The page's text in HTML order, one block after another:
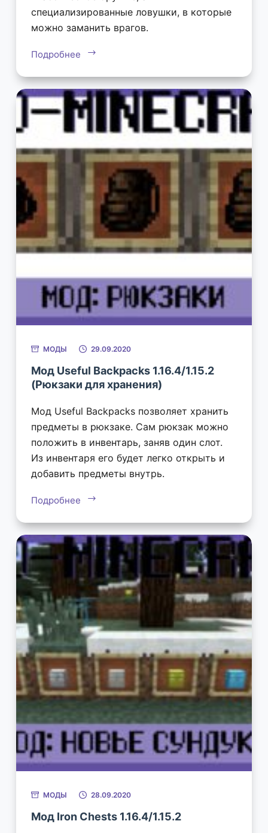
специализированные ловушки, в которые
можно заманить врагов.
Подробнее
МОДЫ 29.09.2020
Мод Useful Backpacks 1.16.4/1.15.2
(Рюкзаки для хранения)
Мод Useful Backpacks позволяет хранить
предметы в рюкзаке. Сам рюкзак можно
положить в инвентарь, заняв один слот.
Из инвентаря его будет легко открыть и
добавить предметы внутрь.
Подробнее
МОДЫ 28.09.2020
Мод Iron Chests 1.16.4/1.15.2